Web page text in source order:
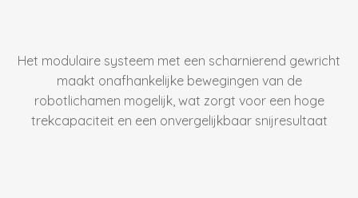
Het modulaire systeem met een scharnierend gewricht
maakt onafhankelijke bewegingen van de
robotlichamen mogelijk, wat zorgt voor een hoge
trekcapaciteit en een onvergelijkbaar snijresultaat